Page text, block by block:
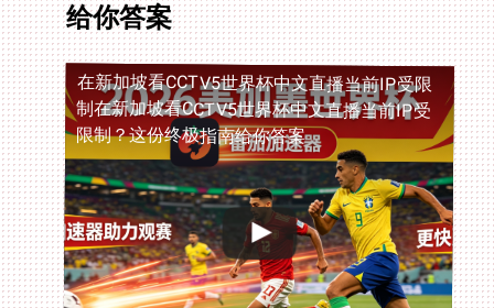
给你答案
在新加坡看CCTV5世界杯中文直播当前IP受限
制在新加坡看CCTV5世界杯中文直播当前IP受
限制？这份终极指南给你答案